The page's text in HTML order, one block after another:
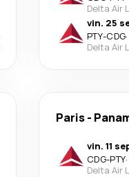
Delta Air
vin. 25
PTY-CDG·
Delta Air
Paris-
vin. 11
CDG-PTY·
Delta Air